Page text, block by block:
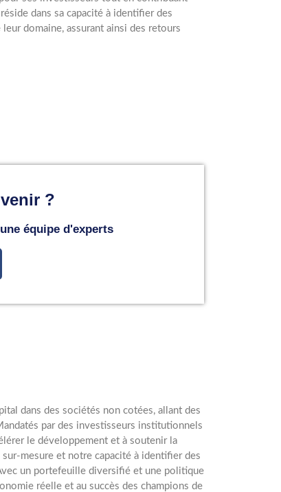
dans sa capacité à identifier des
domaine, assurant ainsi des retours
?
équipe d'experts
dans des sociétés non cotées, allant des
par des investisseurs institutionnels
le développement et à soutenir la
mesure et notre capacité à identifier des
un portefeuille diversifié et une politique
réelle et au succès des champions de